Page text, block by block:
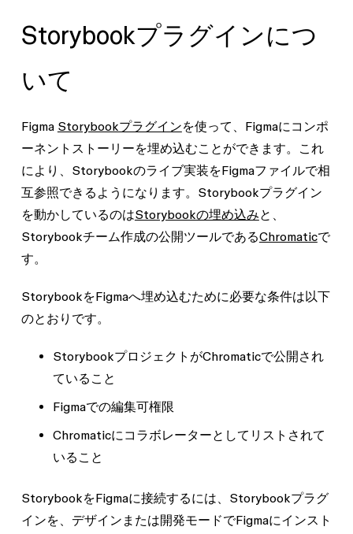
Storybookプラグインにつ
いて
Figma Storybookプラグインを使って、Figmaにコンポ
ーネントストーリーを埋め込むことができます。これ
により、Storybookのライブ実装をFigmaファイルで相
互参照できるようになります。 Storybookプラグイン
を動かしているのはStorybookの埋め込みと、
Storybookチーム作成の公開ツールであるChromaticで
す。
StorybookをFigmaへ埋め込むために必要な条件は以下
のとおりです。
StorybookプロジェクトがChromaticで公開され
ていること
Figmaでの編集可権限
Chromaticにコラボレーターとしてリストされて
いること
StorybookをFigmaに接続するには、Storybookプラグ
インを、デザインまたは開発モードでFigmaにインスト